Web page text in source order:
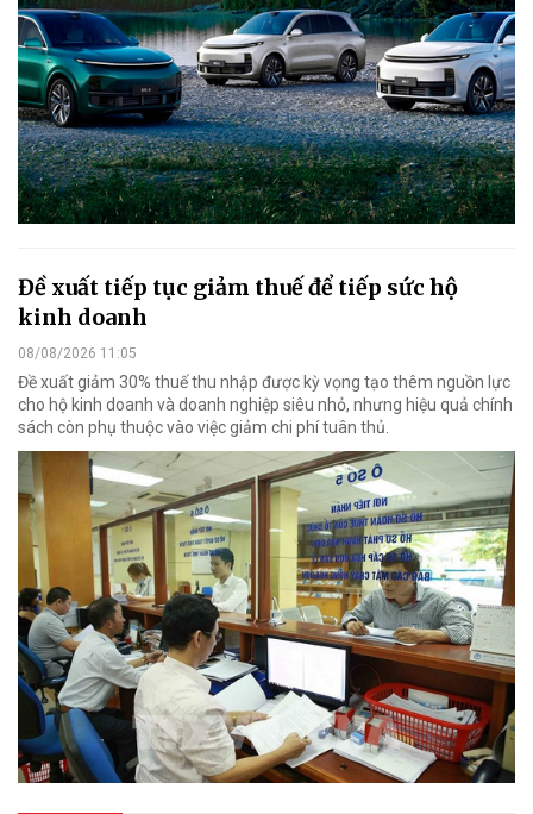
Đề xuất tiếp tục giảm thuế để tiếp sức hộ
kinh doanh
08/08/2026 11:05
Đề xuất giảm 30% thuế thu nhập được kỳ vọng tạo thêm nguồn lực
cho hộ kinh doanh và doanh nghiệp siêu nhỏ, nhưng hiệu quả chính
sách còn phụ thuộc vào việc giảm chi phí tuân thủ.